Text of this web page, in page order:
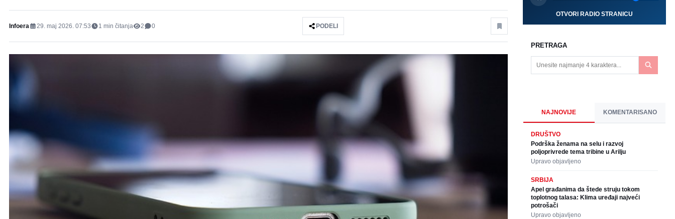
Infoera 29. maj 2026. 07:53 1 min čitanja 2 0 PODELI
OTVORI RADIO STRANICU
PRETRAGA
NAJNOVIJE KOMENTARISANO
DRUŠTVO
Podrška ženama na selu i razvoj
poljoprivrede tema tribine u Arilju
Upravo objavljeno
SRBIJA
Apel građanima da štede struju tokom
toplotnog talasa: Klima uređaji najveći
potrošači
Upravo objavljeno